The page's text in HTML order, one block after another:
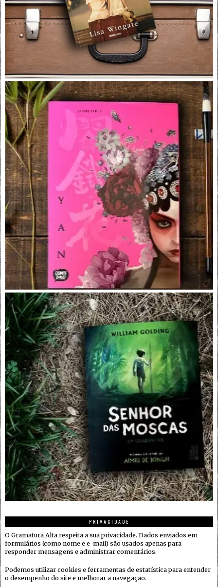
PRIVACIDADE
O Gramatura Alta respeita a sua privacidade. Dados enviados em
formulários (como nome e e-mail) são usados apenas para
responder mensagens e administrar comentários.
Podemos utilizar cookies e ferramentas de estatística para entender
o desempenho do site e melhorar a navegação.